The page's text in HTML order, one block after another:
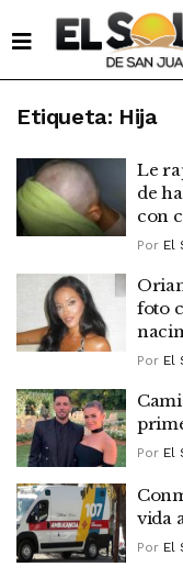
Etiqueta: Hija
Le
de
con
Por El
foto
Por El
Por El
vida
Por El